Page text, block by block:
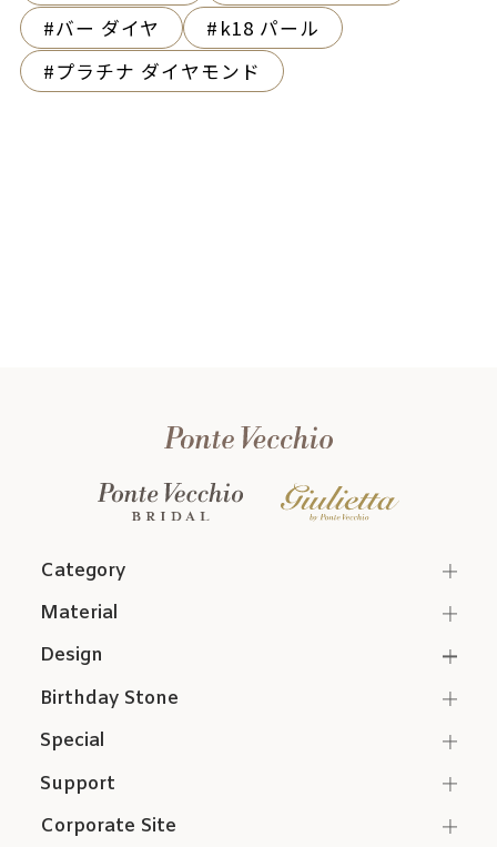
バー ダイヤ
k18 パール
プラチナ ダイヤモンド
Category
Support
Corporate Site
Material
Design
Birthday Stone
Special